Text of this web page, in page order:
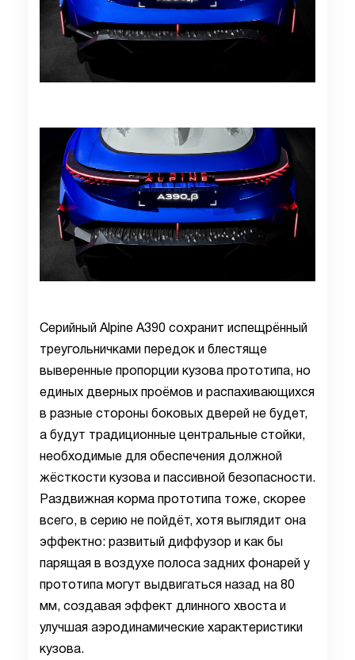
Серийный Alpine A390 сохранит испещрённый
треугольничками передок и блестяще
выверенные пропорции кузова прототипа, но
единых дверных проёмов и распахивающихся
в разные стороны боковых дверей не будет,
а будут традиционные центральные стойки,
необходимые для обеспечения должной
жёсткости кузова и пассивной безопасности.
Раздвижная корма прототипа тоже, скорее
всего, в серию не пойдёт, хотя выглядит она
эффектно: развитый диффузор и как бы
парящая в воздухе полоса задних фонарей у
прототипа могут выдвигаться назад на 80
мм, создавая эффект длинного хвоста и
улучшая аэродинамические характеристики
кузова.